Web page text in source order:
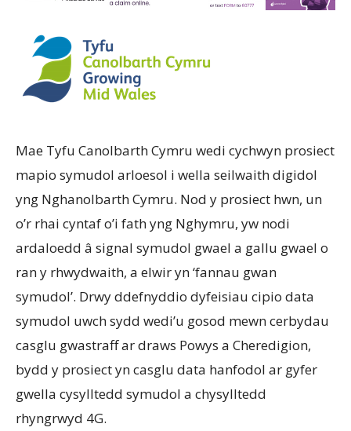
Mae Tyfu Canolbarth Cymru wedi cychwyn prosiect
mapio symudol arloesol i wella seilwaith digidol
yng Nghanolbarth Cymru. Nod y prosiect hwn, un
o’r rhai cyntaf o’i fath yng Nghymru, yw nodi
ardaloedd â signal symudol gwael a gallu gwael o
ran y rhwydwaith, a elwir yn ‘fannau gwan
symudol’. Drwy ddefnyddio dyfeisiau cipio data
symudol uwch sydd wedi’u gosod mewn cerbydau
casglu gwastraff ar draws Powys a Cheredigion,
bydd y prosiect yn casglu data hanfodol ar gyfer
gwella cysylltedd symudol a chysylltedd
rhyngrwyd 4G.